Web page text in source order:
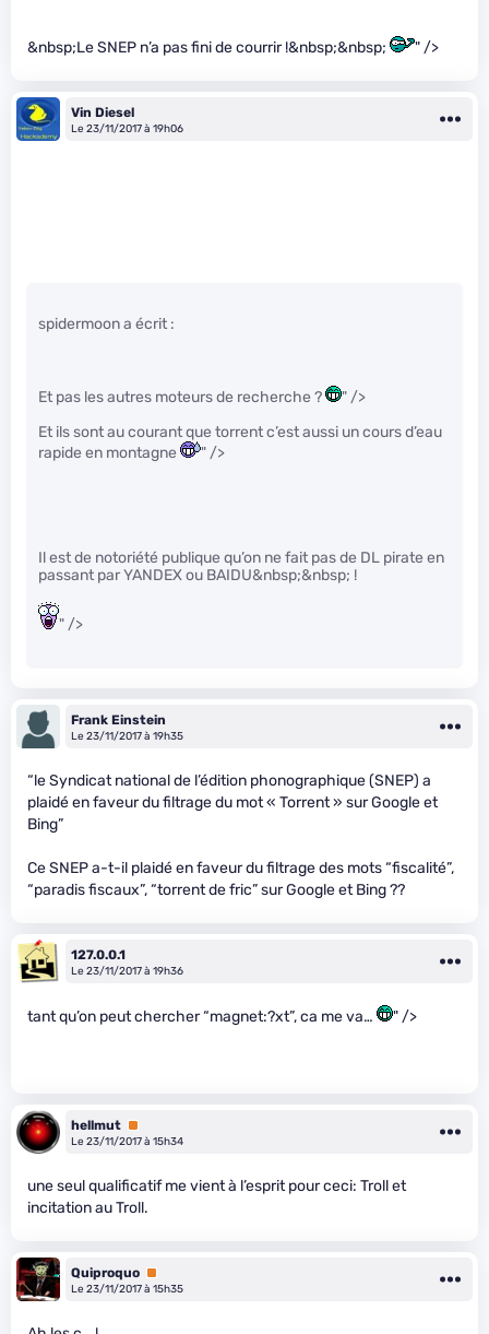
&nbsp;Le SNEP n’a pas fini de courrir !&nbsp;&nbsp; " />
Vin Diesel
Le 23/11/2017 à 19h06
spidermoon a écrit :
Et pas les autres moteurs de recherche ?
" />
Et ils sont au courant que torrent c’est aussi un cours d’eau
rapide en montagne
" />
Il est de notoriété publique qu’on ne fait pas de DL pirate en
passant par YANDEX ou BAIDU&nbsp;&nbsp; !
" />
Frank Einstein
Le 23/11/2017 à 19h35
“le Syndicat national de l’édition phonographique (SNEP) a
plaidé en faveur du filtrage du mot « Torrent » sur Google et
Bing”
Ce SNEP a-t-il plaidé en faveur du filtrage des mots “fiscalité”,
“paradis fiscaux”, “torrent de fric” sur Google et Bing ??
127.0.0.1
Le 23/11/2017 à 19h36
tant qu’on peut chercher “magnet:?xt”, ca me va… " />
hellmut Premium
Le 23/11/2017 à 15h34
une seul qualificatif me vient à l’esprit pour ceci: Troll et
incitation au Troll.
Quiproquo Premium
Le 23/11/2017 à 15h35